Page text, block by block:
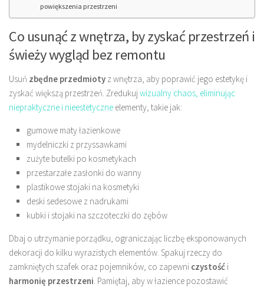
powiększenia przestrzeni
Co usunąć z wnętrza, by zyskać przestrzeń i
świeży wygląd bez remontu
Usuń zbędne przedmioty z wnętrza, aby poprawić jego estetykę i
zyskać większą przestrzeń. Zredukujwizualny chaos, eliminując
niepraktyczne i nieestetyczne elementy, takie jak:
gumowe maty łazienkowe
mydelniczki z przyssawkami
zużyte butelki po kosmetykach
przestarzałe zasłonki do wanny
plastikowe stojaki na kosmetyki
deski sedesowe z nadrukami
kubki i stojaki na szczoteczki do zębów
Dbaj o utrzymanie porządku, ograniczając liczbę eksponowanych
dekoracji do kilku wyrazistych elementów. Spakuj rzeczy do
zamkniętych szafek oraz pojemników, co zapewni czystość i
harmonię przestrzeni . Pamiętaj, aby w łazience pozostawić